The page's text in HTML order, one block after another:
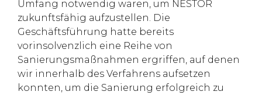
Umfang notwendig waren, um NESTOR
zukunftsfähig aufzustellen. Die
Geschäftsführung hatte bereits
vorinsolvenzlich eine Reihe von
Sanierungsmaßnahmen ergriffen, auf denen
wir innerhalb des Verfahrens aufsetzen
konnten, um die Sanierung erfolgreich zu